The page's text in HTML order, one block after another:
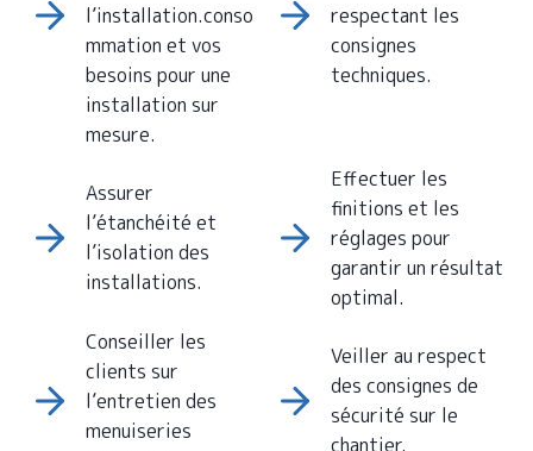
l’installation.conso
mmation et vos
besoins pour une
installation sur
mesure.
respectant les
consignes
techniques.
Assurer
l’étanchéité et
l’isolation des
installations.
Effectuer les
finitions et les
réglages pour
garantir un résultat
optimal.
Conseiller les
clients sur
l’entretien des
menuiseries
Veiller au respect
des consignes de
sécurité sur le
chantier.